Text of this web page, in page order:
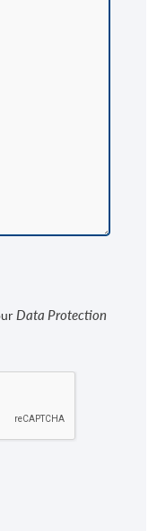
Data Protection